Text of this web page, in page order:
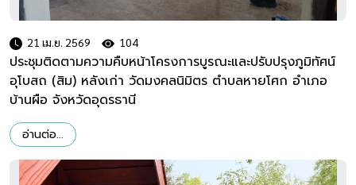
21 เม.ย. 2569 104
ประชุมติดตามความคืบหน้าโครงการบูรณะและปรับปรุงภูมิทัศน์
อุโบสถ (สิม) หลังเก่า วัดมงคลนิมิตร ตำบลหายโศก อำเภอ
บ้านผือ จังหวัดอุดรธานี
อ่านต่อ...